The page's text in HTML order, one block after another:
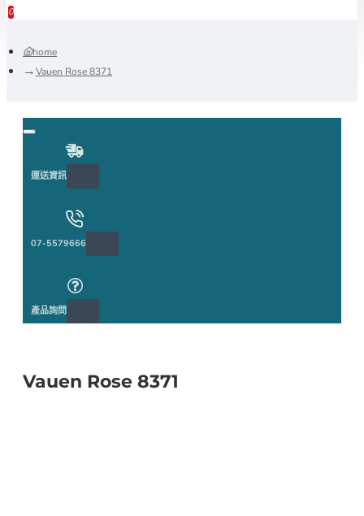
0
home
Vauen Rose 8371
運送資訊
07-5579666
產品詢問
Vauen Rose 8371